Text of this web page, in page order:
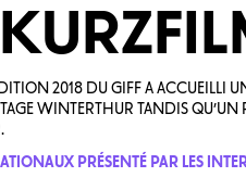
2018 DU GIFF A
WINTERTHUR TANDIS
PRÉSENTÉ PAR LES